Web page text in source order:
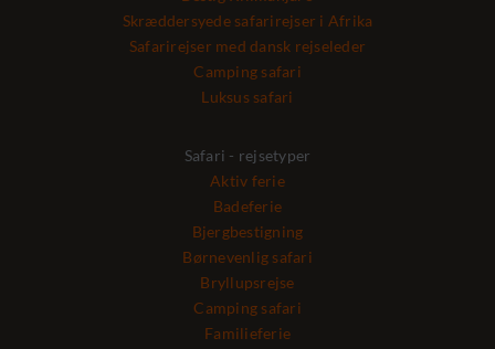
Skræddersyede safarirejser i Afrika
Safarirejser med dansk rejseleder
Camping safari
Luksus safari
Safari - rejsetyper
Aktiv ferie
Badeferie
Bjergbestigning
Børnevenlig safari
Bryllupsrejse
Camping safari
Familieferie